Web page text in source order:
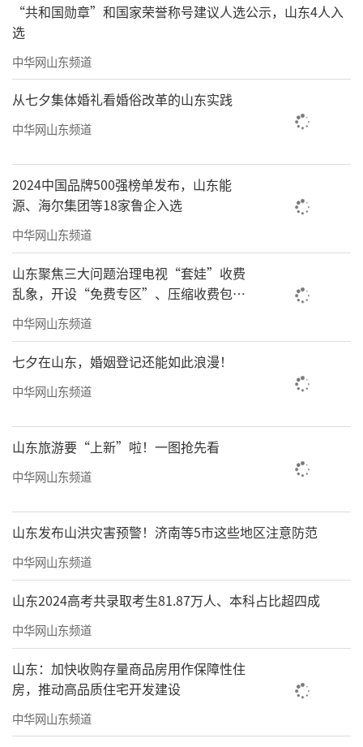
“共和国勋章”和国家荣誉称号建议人选公示，山东4人入
选
中华网山东频道
从七夕集体婚礼看婚俗改革的山东实践
中华网山东频道
2024中国品牌500强榜单发布，山东能
源、海尔集团等18家鲁企入选
中华网山东频道
山东聚焦三大问题治理电视“套娃”收费
乱象，开设“免费专区”、压缩收费包比
例70%以上
中华网山东频道
七夕在山东，婚姻登记还能如此浪漫！
中华网山东频道
山东旅游要“上新”啦！一图抢先看
中华网山东频道
山东发布山洪灾害预警！济南等5市这些地区注意防范
中华网山东频道
山东2024高考共录取考生81.87万人、本科占比超四成
中华网山东频道
山东：加快收购存量商品房用作保障性住
房，推动高品质住宅开发建设
中华网山东频道